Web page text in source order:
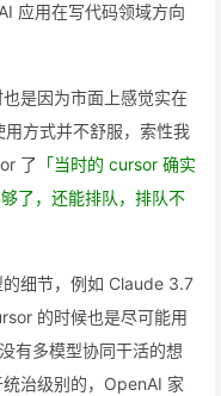
应用在写代码领域方向
是因为市面上感觉实在
方式并不舒服，索性我
了 「当时的 cursor 确实
了，还能排队，排队不
细节，例如 Claude 3.7
的时候也是尽可能用
有多模型协同干活的想
治级别的，OpenAI 家